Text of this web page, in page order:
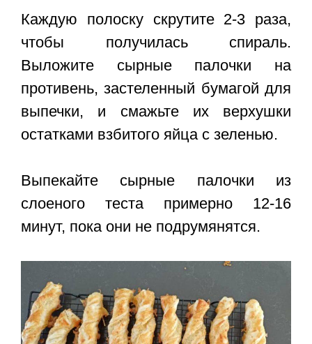
Каждую полоску скрутите 2-3 раза,
чтобы получилась спираль.
Выложите сырные палочки на
противень, застеленный бумагой для
выпечки, и смажьте их верхушки
остатками взбитого яйца с зеленью.
Выпекайте сырные палочки из
слоеного теста примерно 12-16
минут, пока они не подрумянятся.